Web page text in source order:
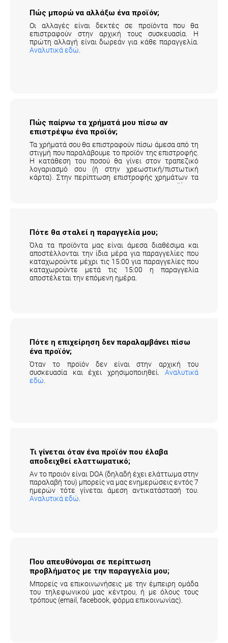
Πώς μπορώ να αλλάξω ένα προϊόν;
Οι αλλαγές είναι δεκτές σε προϊόντα που θα
επιστραφούν στην αρχική τους συσκευασία. Η
πρώτη αλλαγή είναι δωρεάν για κάθε παραγγελία.
Αναλυτικά εδώ
Πώς παίρνω τα χρήματά μου πίσω αν
επιστρέψω ένα προϊόν;
Τα χρήματά σου θα επιστραφούν πίσω άμεσα από τη
στιγμή που παραλάβουμε το προϊόν της επιστροφής.
Η κατάθεση του ποσού θα γίνει στον τραπεζικό
λογαριασμό σου (ή στην χρεωστική/πιστωτική
κάρτα). Στην περίπτωση επιστροφής χρημάτων τα
μεταφορικά της επιστροφής του προϊόντος
Πότε θα σταλεί η παραγγελία μου;
Όλα τα προϊόντα μας είναι άμεσα διαθέσιμα και
αποστέλλονται την ίδια μέρα για παραγγελίες που
καταχωρούντε μέχρι τις 15:00 για παραγγελίες που
καταχωρούντε μετά τις 15:00 η παραγγελία
αποστέλεται την επόμενη ημέρα.
Πότε η επιχείρηση δεν παραλαμβάνει πίσω
ένα προϊόν;
Όταν το προϊόν δεν είναι στην αρχική του
συσκευασία και έχει χρησιμοποιηθεί.
Αναλυτικά
εδώ
Τι γίνεται όταν ένα προϊόν που έλαβα
αποδειχθεί ελαττωματικό;
Αν το προιόν είναι DOA (δηλαδή έχει ελάττωμα στην
παραλαβή του) μπορείς να μας ενημερώσεις εντός 7
ημερών τότε γίνεται άμεση αντικατάστασή του.
Αναλυτικά εδώ
Που απευθύνομαι σε περίπτωση
προβλήματος με την παραγγελία μου;
Μπορείς να επικοινωνήσεις με την έμπειρη ομάδα
του τηλεφωνικού μας κέντρου, ή με όλους τους
τρόπους (email, facebook, φόρμα επικοινωνίας).